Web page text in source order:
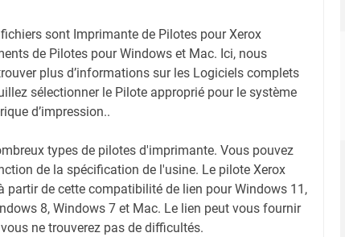
fichiers sont Imprimante de Pilotes pour Xerox
de Pilotes pour Windows et Mac. Ici, nous
plus d’informations sur les Logiciels complets
sélectionner le Pilote approprié pour le système
d’impression..
types de pilotes d'imprimante. Vous pouvez
de la spécification de l'usine. Le pilote Xerox
partir de cette compatibilité de lien pour Windows 11,
8, Windows 7 et Mac. Le lien peut vous fournir
ne trouverez pas de difficultés.